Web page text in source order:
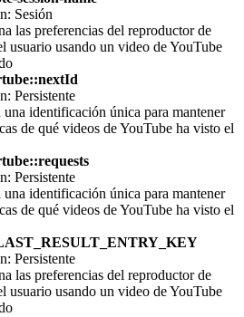
Sesión
las preferencias del reproductor de
usuario usando un video de YouTube
Persistente
una identificación única para mantener
de qué videos de YouTube ha visto el
Persistente
una identificación única para mantener
de qué videos de YouTube ha visto el
Persistente
las preferencias del reproductor de
usuario usando un video de YouTube